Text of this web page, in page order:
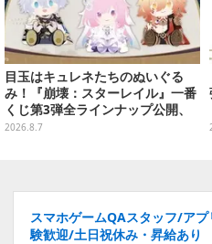
目玉はキュレネたちのぬいぐる
み！『崩壊：スターレイル』一番
くじ第3弾全ラインナップ公開、
美麗ビジュアルのアクリルボード
2026.8.7
スマホゲームQAスタッフ/ア
験歓迎/土日祝休み・昇給あり